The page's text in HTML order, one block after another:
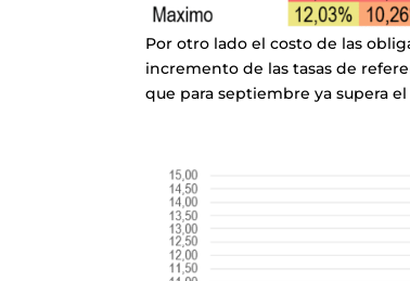
Por otro lado el costo de las
incremento de las tasas de
que para septiembre ya supera